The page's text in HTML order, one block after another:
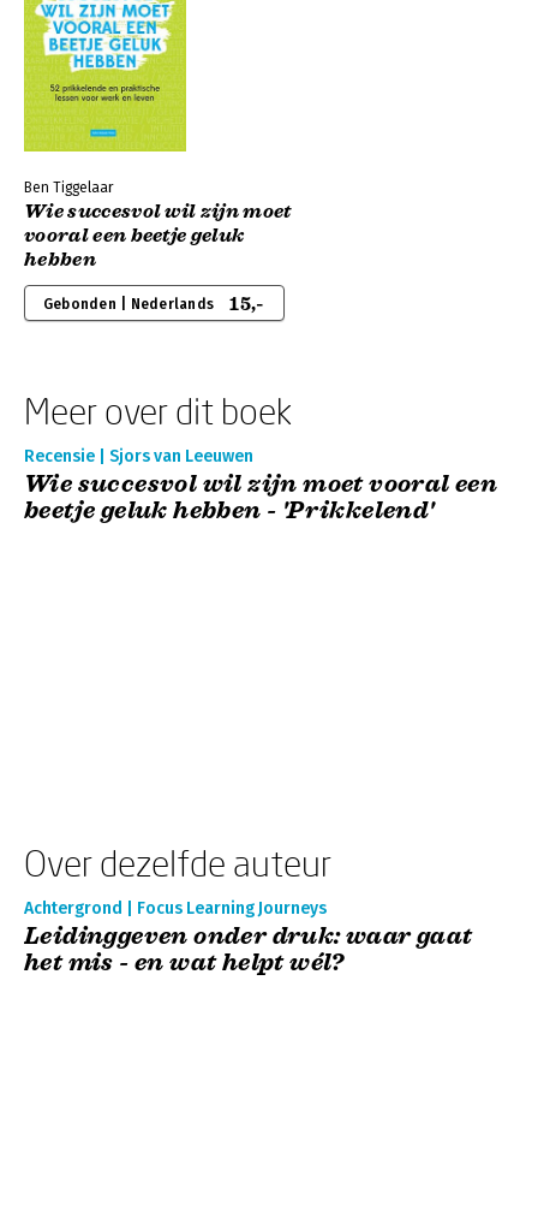
Ben Tiggelaar
Wie succesvol wil zijn moet
vooral een beetje geluk
hebben
Gebonden | Nederlands 15,-
Meer over dit boek
Recensie | Sjors van Leeuwen
Wie succesvol wil zijn moet vooral een
beetje geluk hebben - 'Prikkelend'
Over dezelfde auteur
Achtergrond | Focus Learning Journeys
Leidinggeven onder druk: waar gaat
het mis - en wat helpt wél?